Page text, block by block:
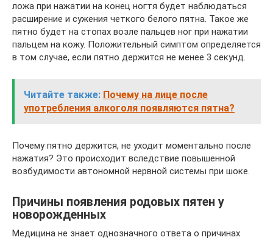
ложа при нажатии на конец ногтя будет наблюдаться
расширение и сужения четкого белого пятна. Такое же
пятно будет на стопах возле пальцев ног при нажатии
пальцем на кожу. Положительный симптом определяется
в том случае, если пятно держится не менее 3 секунд.
Читайте также: Почему на лице после
употребления алкоголя появляются пятна?
Почему пятно держится, не уходит моментально после
нажатия? Это происходит вследствие повышенной
возбудимости автономной нервной системы при шоке.
Причины появления родовых пятен у
новорожденных
Медицина не знает однозначного ответа о причинах